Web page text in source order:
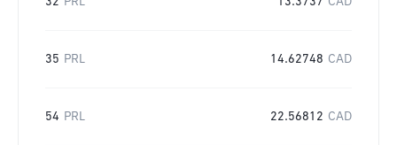
35 PRL 14.62748 CAD
54 PRL 22.56812 CAD